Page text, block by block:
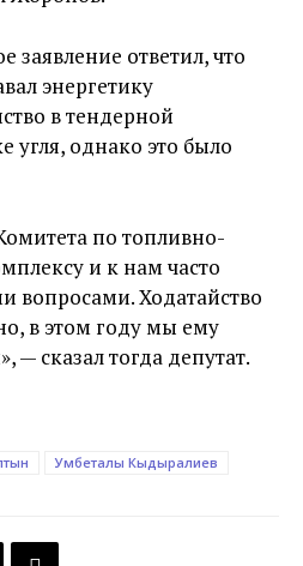
заявление ответил, что
энергетику
в тендерной
угля, однако это было
по топливно-
и к нам часто
вопросами. Ходатайство
в этом году мы ему
— сказал тогда депутат.
Умбеталы Кыдыралиев